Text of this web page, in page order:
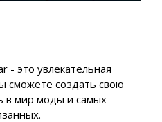
- это увлекательная
сможете создать свою
в мир моды и самых